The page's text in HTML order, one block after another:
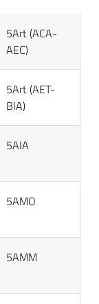
5Art (ACA-
AEC)
5Art (AET-
BIA)
5AIA
5AMO
5AMM